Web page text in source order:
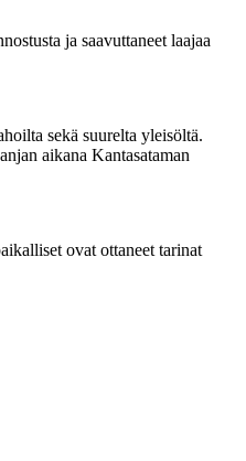
ja saavuttaneet laajaa
sekä suurelta yleisöltä.
aikana Kantasataman
ovat ottaneet tarinat